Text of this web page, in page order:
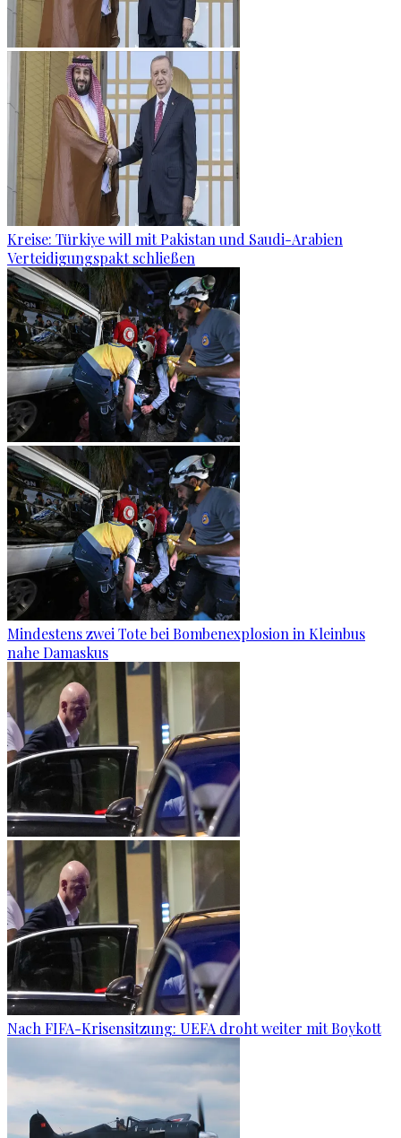
Kreise: Türkiye will mit Pakistan und Saudi-Arabien
Verteidigungspakt schließen
Mindestens zwei Tote bei Bombenexplosion in Kleinbus
nahe Damaskus
Nach FIFA-Krisensitzung: UEFA droht weiter mit Boykott